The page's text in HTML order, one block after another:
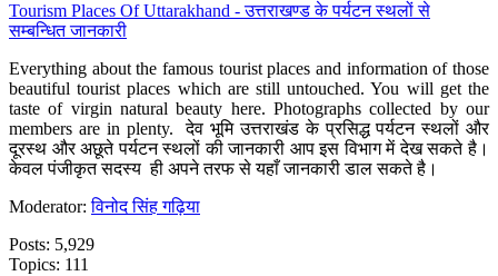
Tourism Places Of Uttarakhand - उत्तराखण्ड के पर्यटन स्थलों से
सम्बन्धित जानकारी
Everything about the famous tourist places and information of those
beautiful tourist places which are still untouched. You will get the
taste of virgin natural beauty here. Photographs collected by our
members are in plenty. देव भूमि उत्तराखंड के प्रसिद्ध पर्यटन स्थलों और
दूरस्थ और अछूते पर्यटन स्थलों की जानकारी आप इस विभाग में देख सकते है।
केवल पंजीकृत सदस्य ही अपने तरफ से यहाँ जानकारी डाल सकते है।
Moderator:विनोद सिंह गढ़िया
Posts: 5,929
Topics: 111